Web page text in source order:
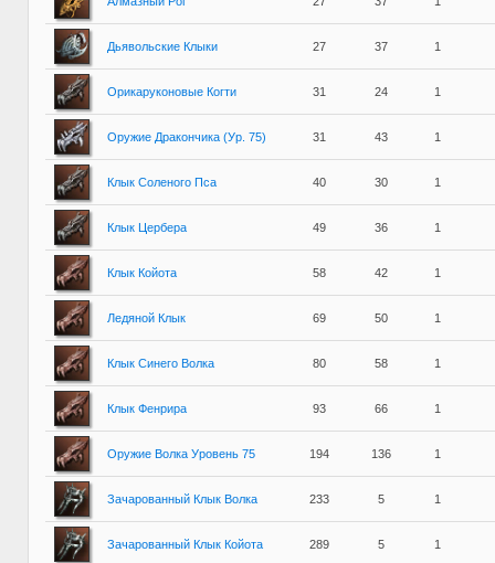
Дьявольские Клыки 27 37 1
Орикаруконовые Когти 31 24 1
Оружие Дракончика (Ур. 75) 31 43 1
Клык Соленого Пса 40 30 1
Клык Цербера 49 36 1
Клык Койота 58 42 1
Ледяной Клык 69 50 1
Клык Синего Волка 80 58 1
Клык Фенрира 93 66 1
Оружие Волка Уровень 75 194 136 1
Зачарованный Клык Волка 233 5 1
Зачарованный Клык Койота 289 5 1